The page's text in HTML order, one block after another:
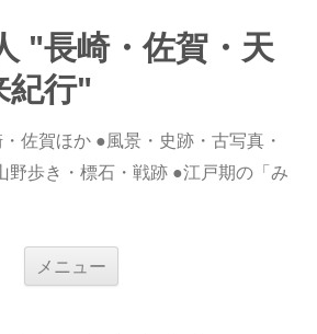
"長崎・佐賀・天
紀行"
佐賀ほか ●風景・史跡・古写真・
野歩き・標石・戦跡 ●江戸期の「み
メニュー